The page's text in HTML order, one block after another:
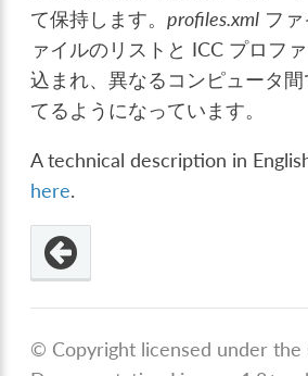
て保持します。profiles.xml フ
ァイルのリストと ICC プロフ
込まれ、異なるコンピュータ
てるようになっています。
A technical description in
here.
© Copyright licensed under the